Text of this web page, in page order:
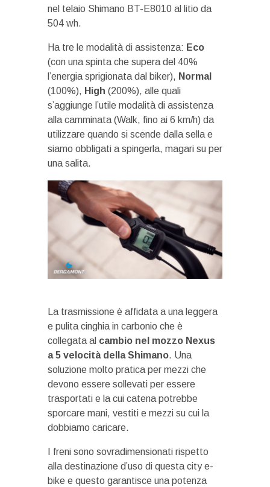
nel telaio Shimano BT-E8010 al litio da
504 wh.
Ha tre le modalità di assistenza: Eco
(con una spinta che supera del 40%
l’energia sprigionata dal biker), Normal
(100%), High (200%), alle quali
s’aggiunge l’utile modalità di assistenza
alla camminata (Walk, fino ai 6 km/h) da
utilizzare quando si scende dalla sella e
siamo obbligati a spingerla, magari su per
una salita.
La trasmissione è affidata a una leggera
e pulita cinghia in carbonio che è
collegata al cambio nel mozzo Nexus
a 5 velocità della Shimano. Una
soluzione molto pratica per mezzi che
devono essere sollevati per essere
trasportati e la cui catena potrebbe
sporcare mani, vestiti e mezzi su cui la
dobbiamo caricare.
I freni sono sovradimensionati rispetto
alla destinazione d’uso di questa city e-
bike e questo garantisce una potenza